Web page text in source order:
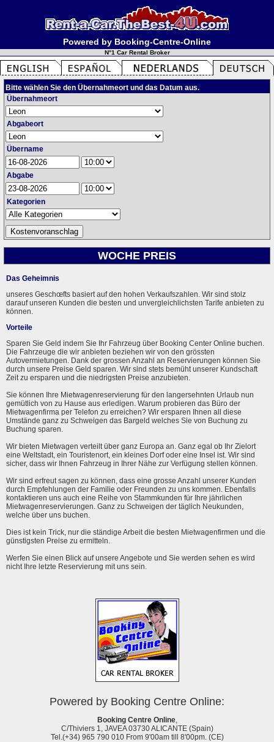
Powered by Booking-Centre-Online
N°1 Car Rental Broker
Bitte wählen Sie den Übernahmeort und das Datum aus.
Übernahmeort
Abgabeort
Übername
Abgabe
Kategorien
WOCHE PREIS
Das Geheimnis
unseres Geschœfts basiert auf den hohen Verkaufszahlen. Wir sind stolz
darauf unseren Kunden die besten und unvergleichlichsten Tarife anbieten zu
können.
Vorteile
Sparen Sie Geld indem Sie Ihr Fahrzeug über Booking Center Online buchen.
Die Fahrzeuge die wir anbieten beziehen wir von den grössten
Autovermietungen. Dank der grossen Anzahl an Reservierungen können Sie
durch unsere Preise Geld sparen. Wir sind stets bemüht unserer Kundschaft
Zeit zu ersparen und die niedrigsten Preise anzubieten.
Sie können Ihre Mietwagenreservierung für den langersehnten Urlaub nun
gemütlich von zu Hause aus erledigen. Warum probieren das Büro der
Mietwagenfirma per Telefon zu erreichen? Wir ersparen Ihnen all diese
Umstände ganz zu Schweigen das Bargeld welches Sie von Buchung zu
Buchung sparen.
Wir bieten Mietwagen verteilt über ganz Europa an. Ganz egal ob Ihr Zielort
eine Weltstadt, ein Touristenort, ein kleines Dorf oder eine Insel ist. Wir sind
sicher, dass wir Ihnen Fahrzeug in Ihrer Nähe zur Verfügung stellen können.
Wir sind erfreut sagen zu können, dass eine grosse Anzahl unserer Kunden
durch Empfehlungen der Familie oder Freunden zu uns kommen. Ebenfalls
kontaktieren uns auch eine Reihe von Stammkunden für Ihre jährlichen
Mietwagenreservierungen. Ganz zu Schweigen der täglich Neukunden,
welche über uns buchen.
Dies ist kein Trick, nur die ständige Arbeit die besten Mietwagenfirmen und die
günstigsten Preise zu ermitteln.
Werfen Sie einen Blick auf unsere Angebote und Sie werden sehen es wird
nicht Ihre letzte Reservierung mit uns sein.
Powered by Booking Centre Online:
Booking Centre Online,
C/Thiviers 1, JAVEA 03730 ALICANTE (Spain)
Tel.(+34) 965 790 010 From 9'00am till 8'00pm. (CE)